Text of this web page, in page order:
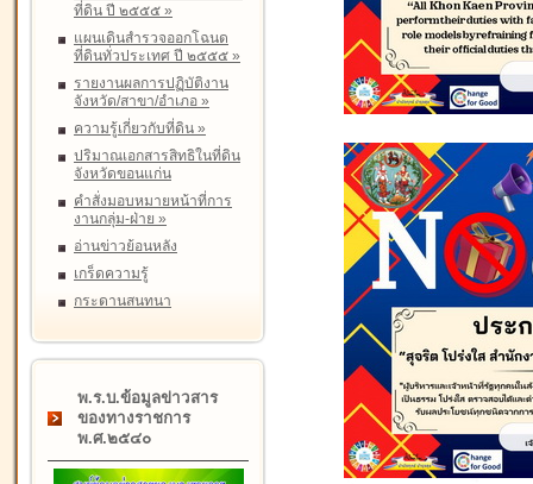
ที่ดิน ปี ๒๕๕๕ »
แผนเดินสำรวจออกโฉนด
ที่ดินทั่วประเทศ ปี ๒๕๕๕ »
รายงานผลการปฏิบัติงาน
จังหวัด/สาขา/อำเภอ »
ความรู้เกี่ยวกับที่ดิน »
ปริมาณเอกสารสิทธิในที่ดิน
จังหวัดขอนแก่น
คำสั่งมอบหมายหน้าที่การ
งานกลุ่ม-ฝ่าย »
อ่านข่าวย้อนหลัง
เกร็ดความรู้
กระดานสนทนา
พ.ร.บ.ข้อมูลข่าวสาร
ของทางราชการ
พ.ศ.๒๕๔๐